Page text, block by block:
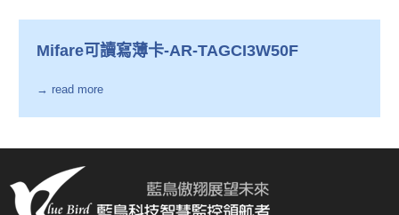
Mifare可讀寫薄卡-AR-TAGCI3W50F
→ read more